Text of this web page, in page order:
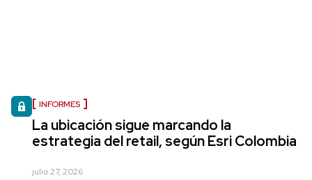
INFORMES
La ubicación sigue marcando la
estrategia del retail, según Esri Colombia
julio 27, 2026